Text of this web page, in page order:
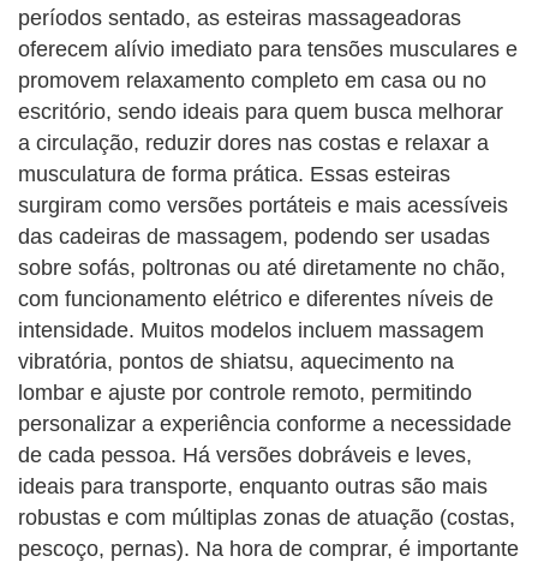
períodos sentado, as esteiras massageadoras
oferecem alívio imediato para tensões musculares e
promovem relaxamento completo em casa ou no
escritório, sendo ideais para quem busca melhorar
a circulação, reduzir dores nas costas e relaxar a
musculatura de forma prática. Essas esteiras
surgiram como versões portáteis e mais acessíveis
das cadeiras de massagem, podendo ser usadas
sobre sofás, poltronas ou até diretamente no chão,
com funcionamento elétrico e diferentes níveis de
intensidade. Muitos modelos incluem massagem
vibratória, pontos de shiatsu, aquecimento na
lombar e ajuste por controle remoto, permitindo
personalizar a experiência conforme a necessidade
de cada pessoa. Há versões dobráveis e leves,
ideais para transporte, enquanto outras são mais
robustas e com múltiplas zonas de atuação (costas,
pescoço, pernas). Na hora de comprar, é importante